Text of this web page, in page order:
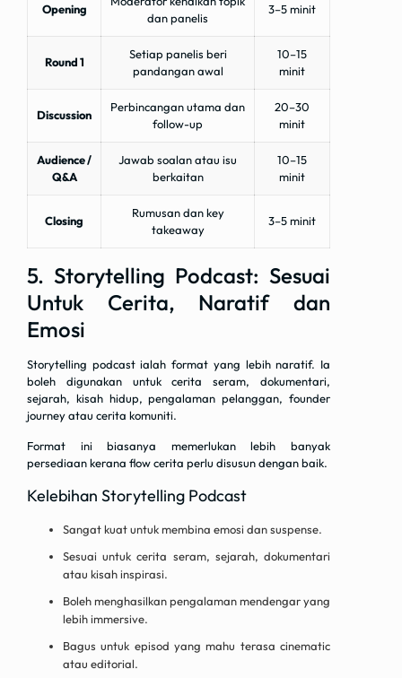
Opening
dan panelis
3–5 minit
Round 1
Setiap panelis beri
pandangan awal
10–15
minit
Discussion
Perbincangan utama dan
follow-up
20–30
minit
Audience /
Q&A
Jawab soalan atau isu
berkaitan
10–15
minit
Closing
Rumusan dan key
takeaway
3–5 minit
5. Storytelling Podcast: Sesuai
Untuk Cerita, Naratif dan
Emosi
Storytelling podcast ialah format yang lebih naratif. Ia
boleh digunakan untuk cerita seram, dokumentari,
sejarah, kisah hidup, pengalaman pelanggan, founder
journey atau cerita komuniti.
Format ini biasanya memerlukan lebih banyak
persediaan kerana flow cerita perlu disusun dengan baik.
Kelebihan Storytelling Podcast
Sangat kuat untuk membina emosi dan suspense.
Sesuai untuk cerita seram, sejarah, dokumentari
atau kisah inspirasi.
Boleh menghasilkan pengalaman mendengar yang
lebih immersive.
Bagus untuk episod yang mahu terasa cinematic
atau editorial.